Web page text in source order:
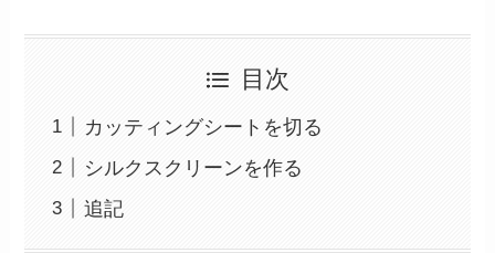
目次
カッティングシートを切る
シルクスクリーンを作る
追記